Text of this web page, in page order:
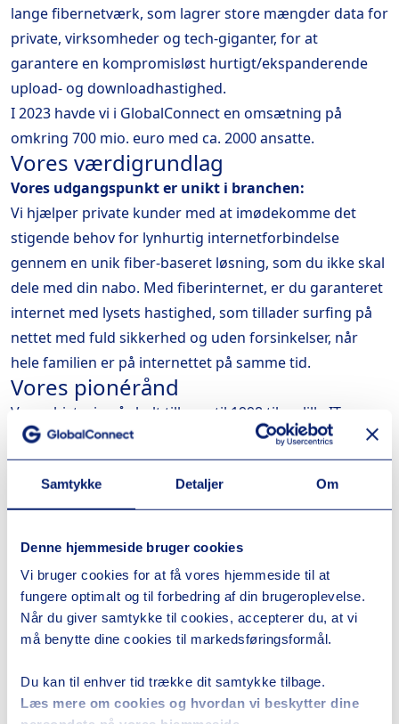
Samtykke Detaljer Om
Denne hjemmeside bruger cookies
Vi bruger cookies for at få vores hjemmeside til at
fungere optimalt og til forbedring af din brugeroplevelse.
Når du giver samtykke til cookies, accepterer du, at vi
må benytte dine cookies til markedsføringsformål.
Du kan til enhver tid trække dit samtykke tilbage.
Læs mere om cookies og hvordan vi beskytter dine
lange fibernetværk, som lagrer store mængder data for
private, virksomheder og tech-giganter, for at
garantere en kompromisløst hurtigt/ekspanderende
upload- og downloadhastighed.
I 2023 havde vi i GlobalConnect en omsætning på
omkring 700 mio. euro med ca. 2000 ansatte.
Vores værdigrundlag
Vores udgangspunkt er unikt i branchen:
Vi hjælper private kunder med at imødekomme det
stigende behov for lynhurtig internetforbindelse
gennem en unik fiber-baseret løsning, som du ikke skal
dele med din nabo. Med fiberinternet, er du garanteret
internet med lysets hastighed, som tillader surfing på
nettet med fuld sikkerhed og uden forsinkelser, når
hele familien er på internettet på samme tid.
Vores pionérånd
Vores historie går helt tilbage til 1998 til en lille IT
startupvirksomhed, som siden er vokset sig større til en
internationalt fremadstormende international
virksomhed på tværs af de nordiske lande.
I maj 2018 blev vi i GlobalConnect opkøbt af EQT
pionerånd, som gør os i stand til løbende at investere i
ny infrastruktur, automatisering og
sikkerhedsløsninger.
nordisk organisation, så vi kan være på forkant med
nye tendenser og områder inden for IT, samt udforske